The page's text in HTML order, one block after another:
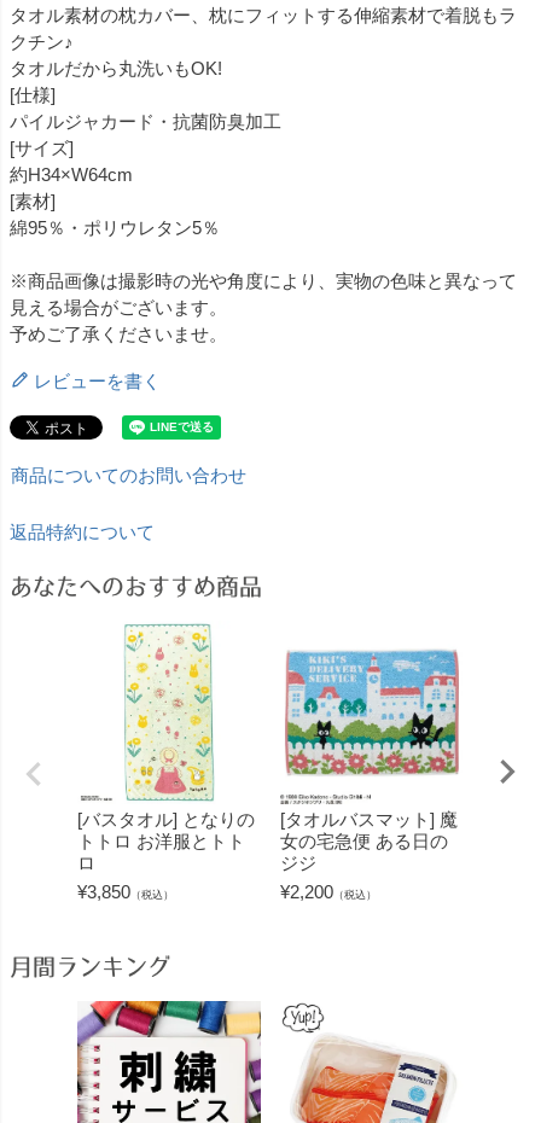
タオル素材の枕カバー、枕にフィットする伸縮素材で着脱もラ
クチン♪
タオルだから丸洗いもOK!
[仕様]
パイルジャカード・抗菌防臭加工
[サイズ]
約H34×W64cm
[素材]
綿95％・ポリウレタン5％
※商品画像は撮影時の光や角度により、実物の色味と異なって
見える場合がございます。
予めご了承くださいませ。
レビューを書く
商品についてのお問い合わせ
返品特約について
あなたへのおすすめ商品
[バスタオル] となりの
トトロ お洋服とトト
ロ
¥3,850 （税込）
[タオルバスマット] 魔
女の宅急便 ある日の
ジジ
¥2,200 （税込）
月間ランキング